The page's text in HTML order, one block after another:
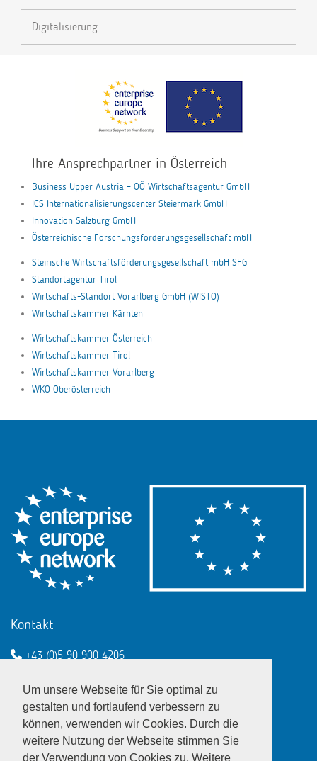
Um unsere Webseite für Sie optimal zu
gestalten und fortlaufend verbessern zu
können, verwenden wir Cookies. Durch die
weitere Nutzung der Webseite stimmen Sie
der Verwendung von Cookies zu. Weitere
Digitalisierung
Ihre Ansprechpartner in Österreich
Business Upper Austria – OÖ Wirtschaftsagentur GmbH
ICS Internationalisierungscenter Steiermark GmbH
Innovation Salzburg GmbH
Österreichische Forschungsförderungsgesellschaft mbH
Steirische Wirtschaftsförderungsgesellschaft mbH SFG
Standortagentur Tirol
Wirtschafts-Standort Vorarlberg GmbH (WISTO)
Wirtschaftskammer Kärnten
Wirtschaftskammer Österreich
Wirtschaftskammer Tirol
Wirtschaftskammer Vorarlberg
WKO Oberösterreich
Kontakt
+43 (0)5 90 900 4206
Enterprise Europe Network - EU
LinkedInTwitterYoutubeFacebook